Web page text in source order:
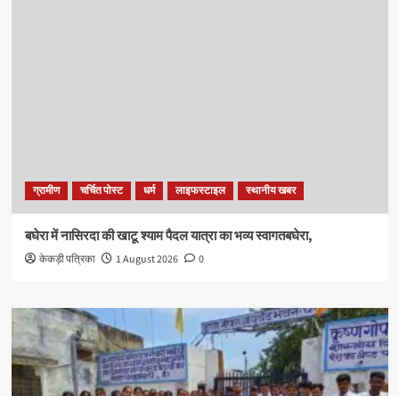
ग्रामीण चर्चित पोस्ट धर्म लाइफस्टाइल स्थानीय खबर
बघेरा में नासिरदा की खाटू श्याम पैदल यात्रा का भव्य स्वागतबघेरा,
केकड़ी पत्रिका 1 August 2026 0